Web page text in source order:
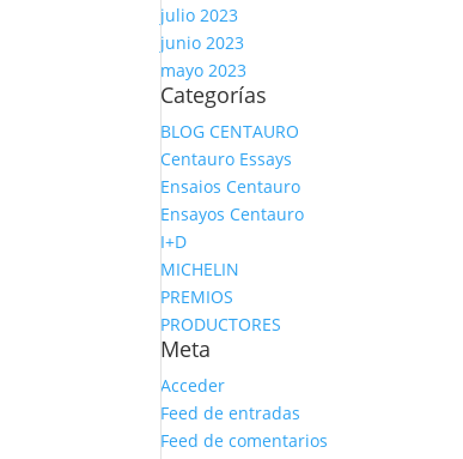
julio 2023
junio 2023
mayo 2023
Categorías
BLOG CENTAURO
Centauro Essays
Ensaios Centauro
Ensayos Centauro
I+D
MICHELIN
PREMIOS
PRODUCTORES
Meta
Acceder
Feed de entradas
Feed de comentarios